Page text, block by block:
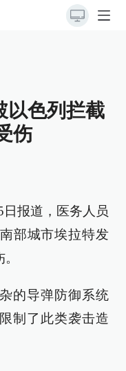
以色列拦截
伤
报道，医务人员
部城市埃拉特发
的导弹防御系统
制了此类袭击造